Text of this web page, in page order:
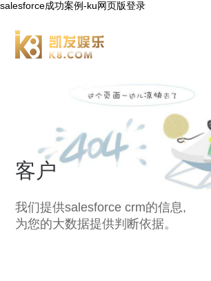
salesforce成功案例-ku网页版登录
客户
我们提供salesforce crm的信息,
为您的大数据提供判断依据。